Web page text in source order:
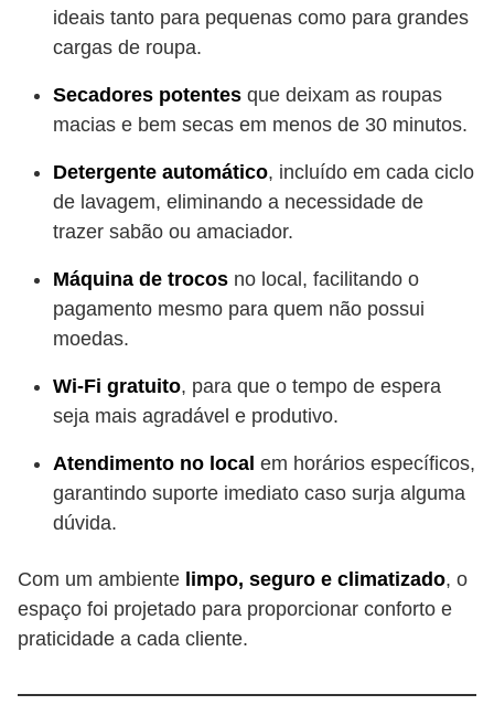
ideais tanto para pequenas como para grandes
cargas de roupa.
Secadores potentes que deixam as roupas
macias e bem secas em menos de 30 minutos.
Detergente automático, incluído em cada ciclo
de lavagem, eliminando a necessidade de
trazer sabão ou amaciador.
Máquina de trocos no local, facilitando o
pagamento mesmo para quem não possui
moedas.
Wi-Fi gratuito, para que o tempo de espera
seja mais agradável e produtivo.
Atendimento no local em horários específicos,
garantindo suporte imediato caso surja alguma
dúvida.
Com um ambiente limpo, seguro e climatizado, o
espaço foi projetado para proporcionar conforto e
praticidade a cada cliente.